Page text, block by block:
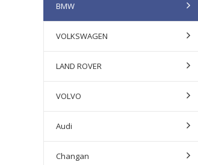
BMW
VOLKSWAGEN
LAND ROVER
VOLVO
Audi
Changan